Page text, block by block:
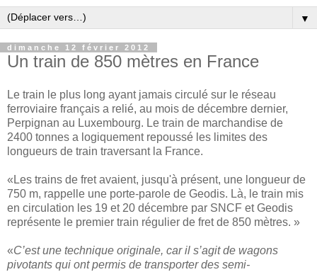
▼
dimanche 12 février 2012
Un train de 850 mètres en France
Le train le plus long ayant jamais circulé sur le réseau
ferroviaire français a relié, au mois de décembre dernier,
Perpignan au Luxembourg. Le train de marchandise de
2400 tonnes a logiquement repoussé les limites des
longueurs de train traversant la France.
«Les trains de fret avaient, jusqu'à présent, une longueur de
750 m, rappelle une porte-parole de Geodis. Là, le train mis
en circulation les 19 et 20 décembre par SNCF et Geodis
représente le premier train régulier de fret de 850 mètres. »
«C’est une technique originale, car il s’agit de wagons
pivotants qui ont permis de transporter des semi-